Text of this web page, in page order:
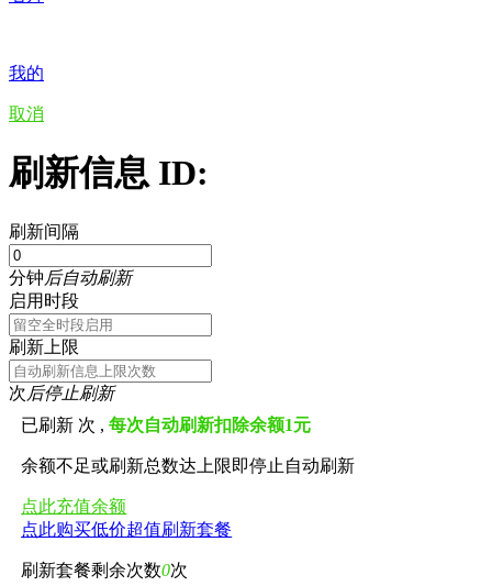
我的
取消
刷新信息 ID:
刷新间隔
分钟后自动刷新
启用时段
刷新上限
次后停止刷新
已刷新 次 ,每次自动刷新扣除余额1元
余额不足或刷新总数达上限即停止自动刷新
点此充值余额
点此购买低价超值刷新套餐
刷新套餐剩余次数0次